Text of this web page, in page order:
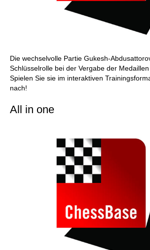
Die wechselvolle Partie Gukesh-
Schlüsselrolle bei der Vergabe der Medaillen
Spielen Sie sie im interaktiven
nach!
All in one